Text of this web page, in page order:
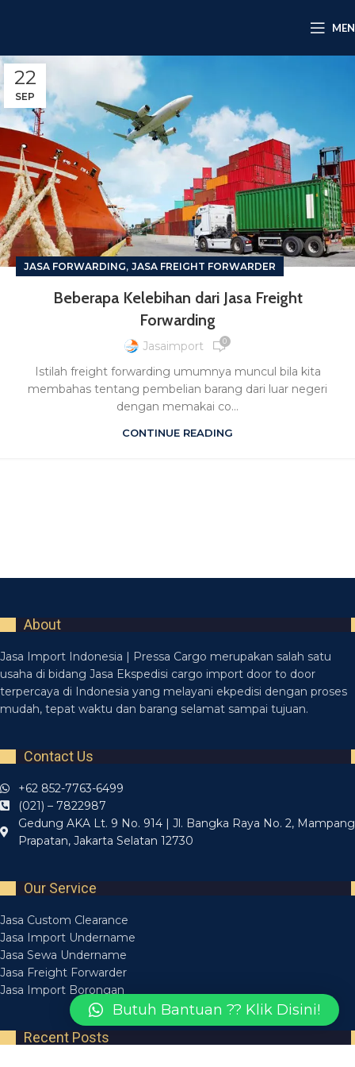
22
SEP
JASA FORWARDING, JASA FREIGHT FORWARDER
Beberapa Kelebihan dari Jasa Freight
Forwarding
Jasaimport 0
Istilah freight forwarding umumnya muncul bila kita
membahas tentang pembelian barang dari luar negeri
dengan memakai co...
CONTINUE READING
About
Jasa Import Indonesia | Pressa Cargo merupakan salah satu
usaha di bidang Jasa Ekspedisi cargo import door to door
terpercaya di Indonesia yang melayani ekpedisi dengan proses
mudah, tepat waktu dan barang selamat sampai tujuan.
Contact Us
+62 852-7763-6499
(021) – 7822987
Gedung AKA Lt. 9 No. 914 | Jl. Bangka Raya No. 2, Mampang
Prapatan, Jakarta Selatan 12730
Our Service
Jasa Custom Clearance
Jasa Import Undername
Jasa Sewa Undername
Jasa Freight Forwarder
Jasa Import Borongan
Recent Posts
Butuh Bantuan ?? Klik Disini!